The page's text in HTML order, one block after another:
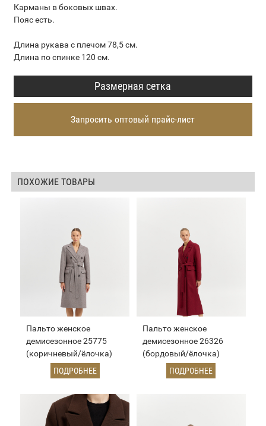
Карманы в боковых швах.
Пояс есть.
Длина рукава с плечом 78,5 см.
Длина по спинке 120 см.
Размерная сетка
Запросить оптовый прайс-лист
ПОХОЖИЕ ТОВАРЫ
Пальто женское
демисезонное 25775
(коричневый/ёлочка)
ПОДРОБНЕЕ
Пальто женское
демисезонное 26326
(бордовый/ёлочка)
ПОДРОБНЕЕ